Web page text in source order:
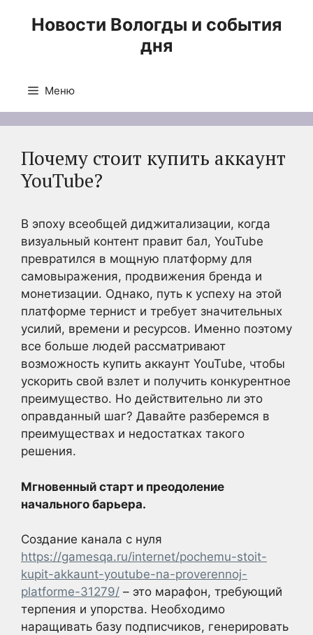
Новости Вологды и события
дня
Меню
Почему стоит купить аккаунт
YouTube?
В эпоху всеобщей диджитализации, когда
визуальный контент правит бал, YouTube
превратился в мощную платформу для
самовыражения, продвижения бренда и
монетизации. Однако, путь к успеху на этой
платформе тернист и требует значительных
усилий, времени и ресурсов. Именно поэтому
все больше людей рассматривают
возможность купить аккаунт YouTube, чтобы
ускорить свой взлет и получить конкурентное
преимущество. Но действительно ли это
оправданный шаг? Давайте разберемся в
преимуществах и недостатках такого
решения.
Мгновенный старт и преодоление
начального барьера.
Создание канала с нуля
https://gamesqa.ru/internet/pochemu-stoit-
kupit-akkaunt-youtube-na-proverennoj-
platforme-31279/ – это марафон, требующий
терпения и упорства. Необходимо
наращивать базу подписчиков, генерировать